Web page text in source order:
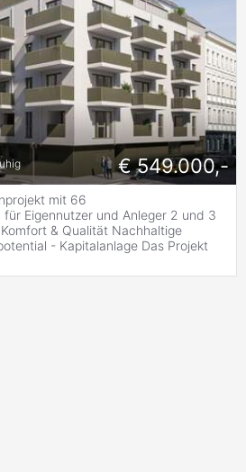
€ 549.000,-
mit 66
für Eigennutzer und Anleger 2 und 3
& Qualität Nachhaltige
- Kapitalanlage Das Projekt